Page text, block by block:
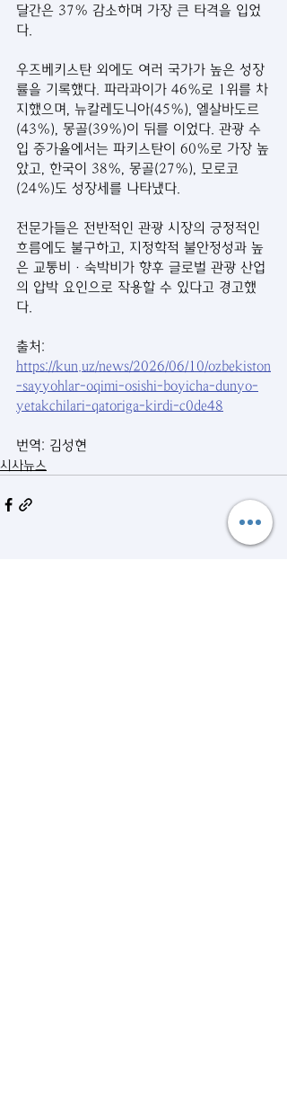
달간은 37% 감소하며 가장 큰 타격을 입었
다.
우즈베키스탄 외에도 여러 국가가 높은 성장
률을 기록했다. 파라과이가 46%로 1위를 차
지했으며, 뉴칼레도니아(45%), 엘살바도르
(43%), 몽골(39%)이 뒤를 이었다. 관광 수
입 증가율에서는 파키스탄이 60%로 가장 높
았고, 한국이 38%, 몽골(27%), 모로코
(24%)도 성장세를 나타냈다.
전문가들은 전반적인 관광 시장의 긍정적인
흐름에도 불구하고, 지정학적 불안정성과 높
은 교통비·숙박비가 향후 글로벌 관광 산업
의 압박 요인으로 작용할 수 있다고 경고했
다.
출처:
https://kun.uz/news/2026/06/10/ozbekiston
-sayyohlar-oqimi-osishi-boyicha-dunyo-
yetakchilari-qatoriga-kirdi-c0de48
번역: 김성현
시사뉴스